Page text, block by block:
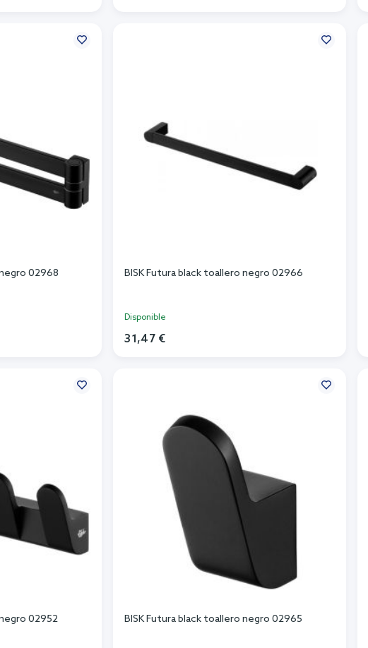
02968 BISK Futura black toallero negro 02966
Disponible
31,47 €
02952 BISK Futura black toallero negro 02965